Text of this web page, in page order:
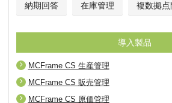
納期回答 在庫管理 複数拠
導入製品
MCFrame CS 生産管理
MCFrame CS 販売管理
MCFrame CS 原価管理